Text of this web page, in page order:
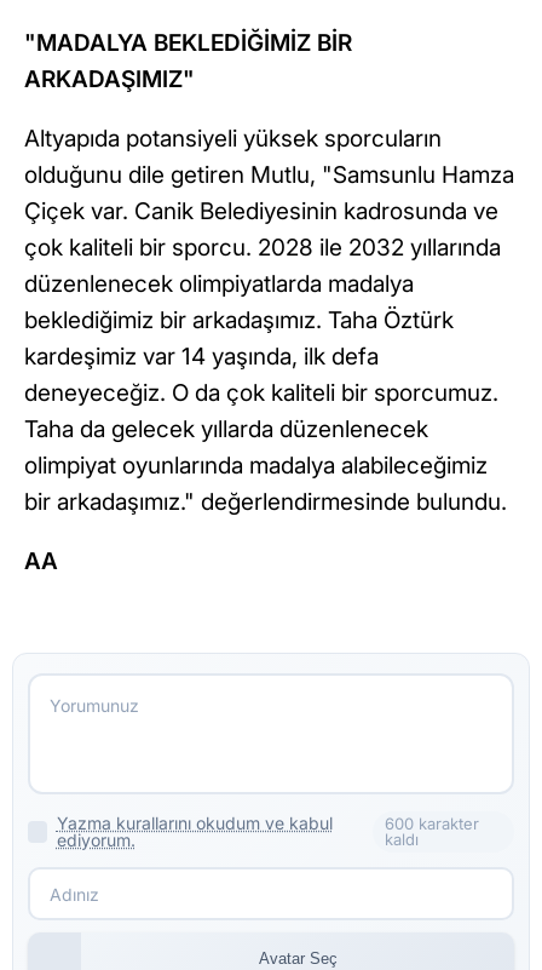
"MADALYA BEKLEDİĞİMİZ BİR
ARKADAŞIMIZ"
Altyapıda potansiyeli yüksek sporcuların
olduğunu dile getiren Mutlu, "Samsunlu Hamza
Çiçek var. Canik Belediyesinin kadrosunda ve
çok kaliteli bir sporcu. 2028 ile 2032 yıllarında
düzenlenecek olimpiyatlarda madalya
beklediğimiz bir arkadaşımız. Taha Öztürk
kardeşimiz var 14 yaşında, ilk defa
deneyeceğiz. O da çok kaliteli bir sporcumuz.
Taha da gelecek yıllarda düzenlenecek
olimpiyat oyunlarında madalya alabileceğimiz
bir arkadaşımız." değerlendirmesinde bulundu.
AA
Yazma kurallarını okudum ve kabul
ediyorum.
600 karakter
kaldı
Avatar Seç